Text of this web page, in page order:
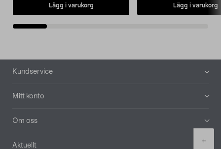
+
Lägg i varukorg Lägg i varukorg
Sidfot
Kundservice
Mitt konto
Om oss
Aktuellt